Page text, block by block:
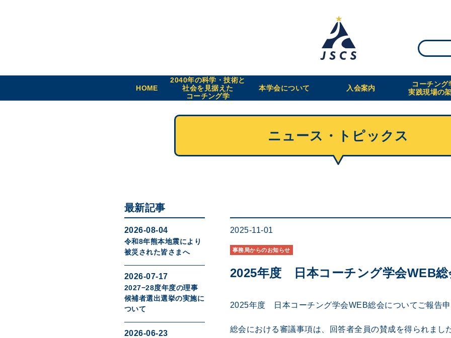
HOME
2040年の科学・技術と
社会を見据えた
コーチング学
本学会について 入会案内
コーチング
実践現場の
ニュース・トピックス
2025-11-01
事務局からのお知らせ
2025年度 日本コーチング学会WEB総
2025年度 日本コーチング学会WEB総会についてご報告申
総会における審議事項は、回答者全員の賛成を得られまし
最新記事
2026-08-04
令和8年熊本地震により
被災された皆さまへ
2026-07-17
2027−28度年度の理事
候補者選出選挙の実施に
ついて
2026-06-23